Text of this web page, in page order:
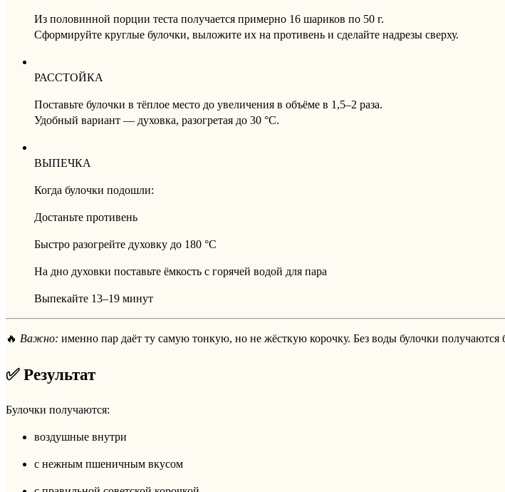
Из половинной порции теста получается примерно 16 шариков по 50 г.
Сформируйте круглые булочки, выложите их на противень и сделайте надрезы сверху.
РАССТОЙКА
Поставьте булочки в тёплое место до увеличения в объёме в 1,5–2 раза.
Удобный вариант — духовка, разогретая до 30 °C.
ВЫПЕЧКА
Когда булочки подошли:
Достаньте противень
Быстро разогрейте духовку до 180 °C
На дно духовки поставьте ёмкость с горячей водой для пара
Выпекайте 13–19 минут
🔥 Важно: именно пар даёт ту самую тонкую, но не жёсткую корочку. Без воды булочки
✅ Результат
Булочки получаются:
воздушные внутри
с нежным пшеничным вкусом